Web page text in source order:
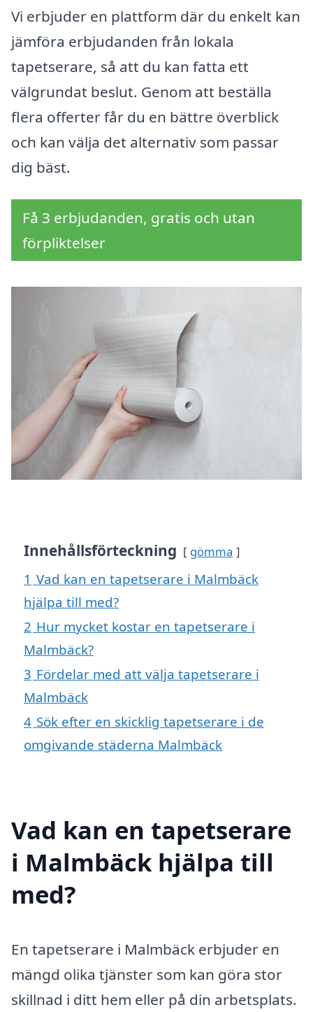
Vi erbjuder en plattform där du enkelt kan
jämföra erbjudanden från lokala
tapetserare, så att du kan fatta ett
välgrundat beslut. Genom att beställa
flera offerter får du en bättre överblick
och kan välja det alternativ som passar
dig bäst.
Få 3 erbjudanden, gratis och utan
förpliktelser
Innehållsförteckning gömma
1 Vad kan en tapetserare i Malmbäck
hjälpa till med?
2 Hur mycket kostar en tapetserare i
Malmbäck?
3 Fördelar med att välja tapetserare i
Malmbäck
4 Sök efter en skicklig tapetserare i de
omgivande städerna Malmbäck
Vad kan en tapetserare
i Malmbäck hjälpa till
med?
En tapetserare i Malmbäck erbjuder en
mängd olika tjänster som kan göra stor
skillnad i ditt hem eller på din arbetsplats.